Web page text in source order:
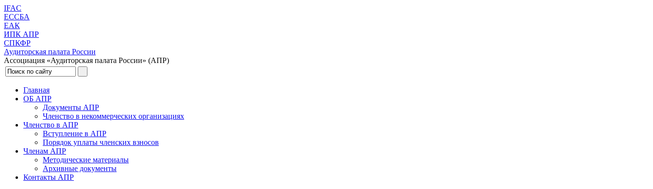
IFAC
ЕССБА
ЕАК
ИПК АПР
СПКФР
Аудиторская палата России
Ассоциация «Аудиторская палата России» (АПР)
Главная
ОБ АПР
Документы АПР
Членство в некоммерческих организациях
Членство в АПР
Вступление в АПР
Порядок уплаты членских взносов
Членам АПР
Методические материалы
Архивные документы
Контакты АПР